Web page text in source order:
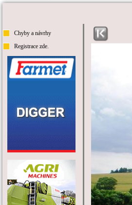
Chyby a návrhy
Registrace zde.